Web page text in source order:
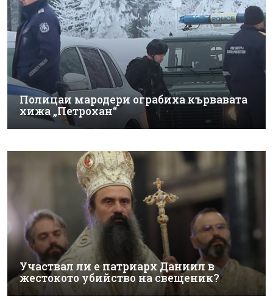
Полицаи мародери ограбиха кървавата
хижа „Петрохан“
Участвал ли е патриарх Даниил в
жестокото убийство на свещеник?